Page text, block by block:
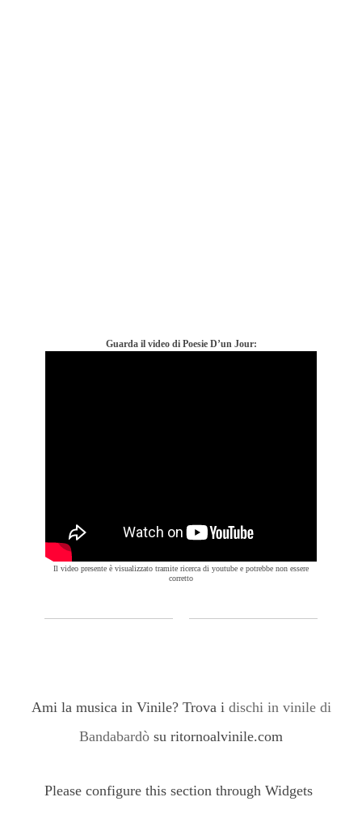
Guarda il video di Poesie D’un Jour:
Il video presente è visualizzato tramite ricerca di youtube e potrebbe non essere
corretto
Ami la musica in Vinile? Trova i dischi in vinile di
Bandabardò su ritornoalvinile.com
Please configure this section through Widgets